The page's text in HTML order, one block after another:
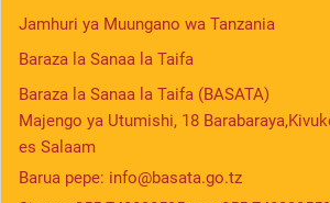
Jamhuri ya Muungano wa Tanzania
Baraza la Sanaa la Taifa
Baraza la Sanaa la Taifa (BASATA)
Majengo ya Utumishi, 18
es Salaam
Barua pepe: info@basata.go.tz